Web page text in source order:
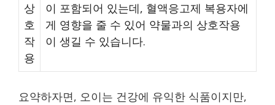
상
호
작
용
이 포함되어 있는데, 혈액응고제 복용자에
게 영향을 줄 수 있어 약물과의 상호작용
이 생길 수 있습니다.
요약하자면, 오이는 건강에 유익한 식품이지만,